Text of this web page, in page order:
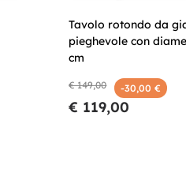
Tavolo rotondo da
pieghevole con
cm
€ 149,00 -30,00 €
€ 119,00